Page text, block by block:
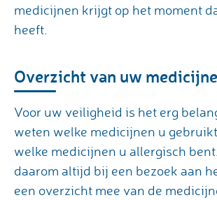
medicijnen krijgt op het moment
heeft.
Overzicht van uw
Voor uw veiligheid is het erg
weten welke medicijnen u
welke medicijnen u allergisch
daarom altijd bij een bezoek aan
een overzicht mee van de